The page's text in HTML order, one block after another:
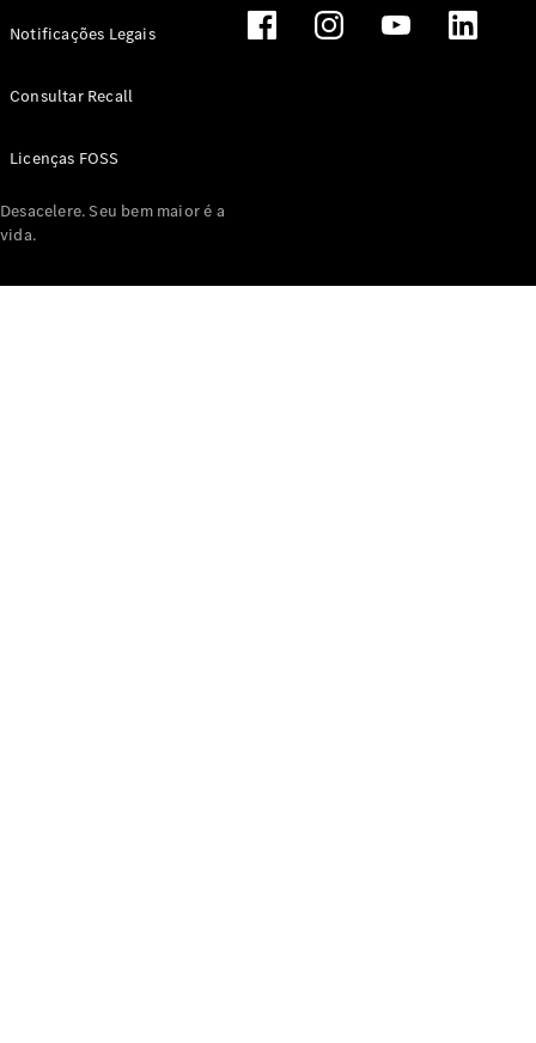
Notificações Legais
Consultar Recall
Licenças FOSS
Desacelere. Seu bem maior é a
vida.